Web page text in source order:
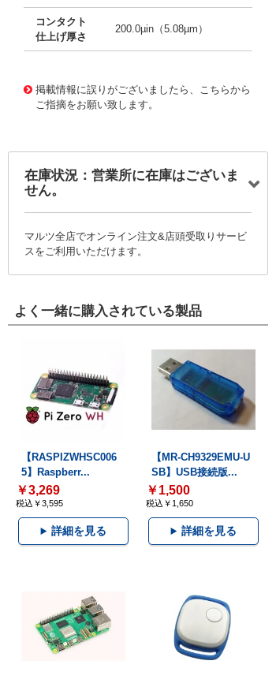
コンタクト
仕上げ厚さ
200.0µin（5.08µm）
掲載情報に誤りがございましたら、こちらから
ご指摘をお願い致します。
在庫状況：営業所に在庫はございま
せん。
マルツ全店でオンライン注文&店頭受取りサービ
スをご利用いただけます。
よく一緒に購入されている製品
【RASPIZWHSC006
5】Raspberr...
￥3,269
税込￥3,595
詳細を見る
【MR-CH9329EMU-U
SB】USB接続版...
￥1,500
税込￥1,650
詳細を見る